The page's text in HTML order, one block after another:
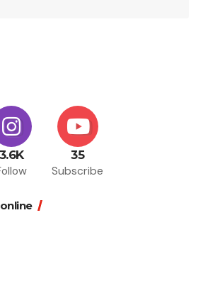
3.6K 35
Subscribe